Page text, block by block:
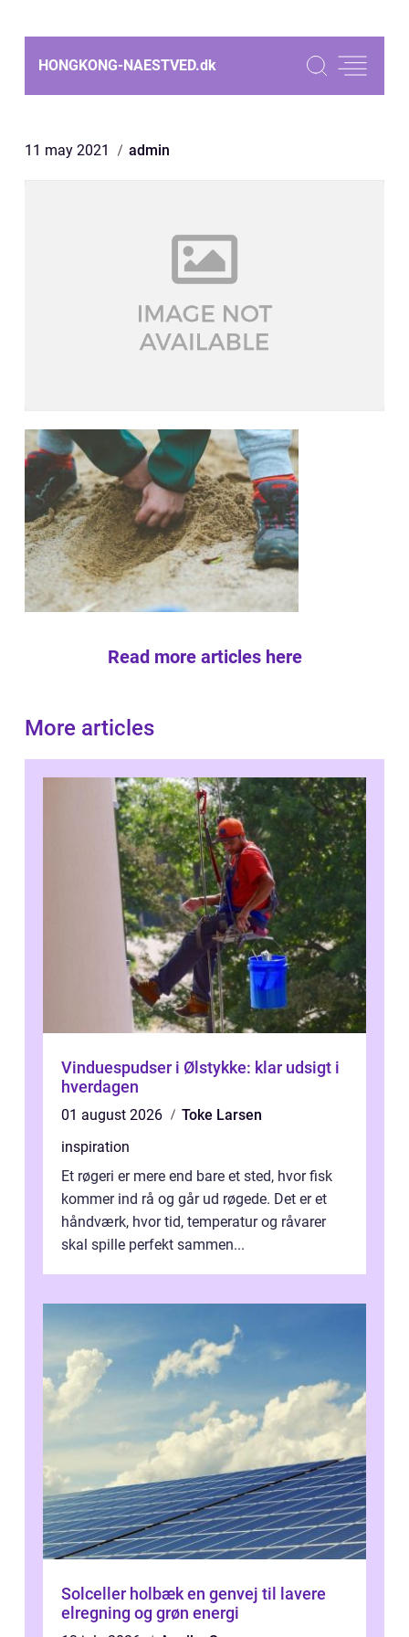
HONGKONG-NAESTVED.dk
11 may 2021 admin
Read more articles here
More articles
Vinduespudser i Ølstykke: klar udsigt i
hverdagen
01 august 2026
Toke Larsen
inspiration
Et røgeri er mere end bare et sted, hvor fisk
kommer ind rå og går ud røgede. Det er et
håndværk, hvor tid, temperatur og råvarer
skal spille perfekt sammen...
Solceller holbæk en genvej til lavere
elregning og grøn energi